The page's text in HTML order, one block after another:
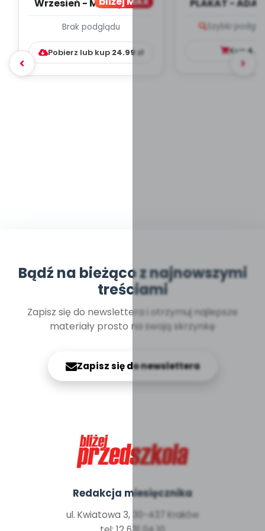
Wrzesień - MIESIĘCZNY
WYCHOWAWCZO –
DYDAKTYC...
Brak podglądu
Pobierz lub kup 24.99zł
PLAKAT -
Szybki
Kup
Bądź na bieżąco z najnowszymi
treściami
Zapisz się do newslettera i otrzymuj najlepsze
materiały prosto na swoją skrzynkę
Zapisz się do newslettera
Redakcja miesięcznika
ul. Kwiatowa 3, 30-437 Kraków